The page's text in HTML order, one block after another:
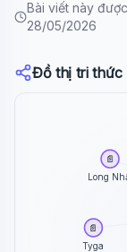
Bài viết này
28/05/2026
Đồ thị tri thức
Tyga
📄
Long
📄